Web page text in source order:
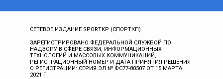
СЕТЕВОЕ ИЗДАНИЕ SPORTKP (СПОРТКП)
ЗАРЕГИСТРИРОВАНО ФЕДЕРАЛЬНОЙ СЛУЖБОЙ ПО
НАДЗОРУ В СФЕРЕ СВЯЗИ, ИНФОРМАЦИОННЫХ
ТЕХНОЛОГИЙ И МАССОВЫХ КОММУНИКАЦИЙ,
РЕГИСТРАЦИОННЫЙ НОМЕР И ДАТА ПРИНЯТИЯ РЕШЕНИЯ
О РЕГИСТРАЦИИ: СЕРИЯ ЭЛ № ФС77-80507 ОТ 15 МАРТА
2021 Г.